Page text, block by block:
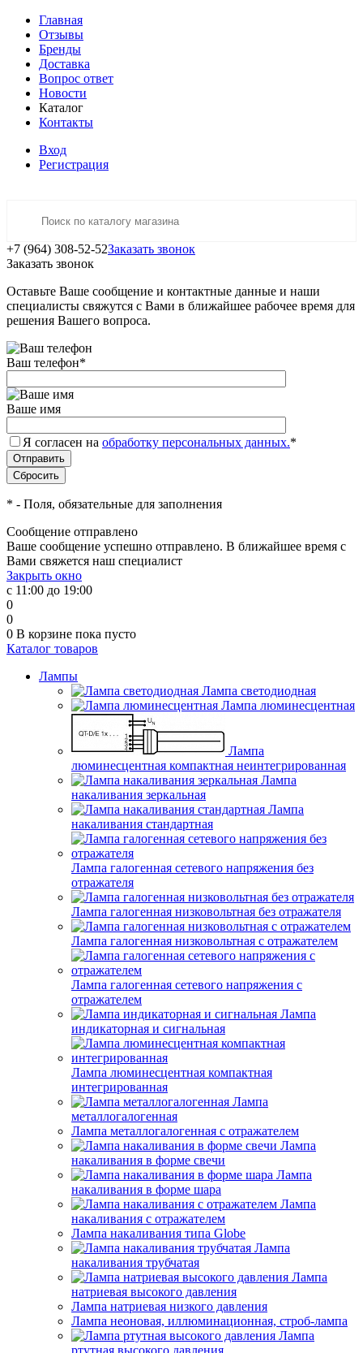
Главная
Отзывы
Бренды
Доставка
Вопрос ответ
Новости
Каталог
Контакты
Вход
Регистрация
+7 (964) 308-52-52Заказать звонок
Заказать звонок
Оставьте Ваше сообщение и контактные данные и наши
специалисты свяжутся с Вами в ближайшее рабочее время для
решения Вашего вопроса.
Ваш телефон*
Ваше имя
Я согласен на обработку персональных данных.*
* - Поля, обязательные для заполнения
Сообщение отправлено
Ваше сообщение успешно отправлено. В ближайшее время с
Вами свяжется наш специалист
Закрыть окно
с 11:00 до 19:00
0
0
0 В корзине пока пусто
Каталог товаров
Лампы
Лампа светодиодная
Лампа люминесцентная
Лампа
люминесцентная компактная неинтегрированная
Лампа
накаливания зеркальная
Лампа
накаливания стандартная
Лампа галогенная сетевого напряжения без
отражателя
Лампа галогенная низковольтная без отражателя
Лампа галогенная низковольтная с отражателем
Лампа галогенная сетевого напряжения с
отражателем
Лампа
индикаторная и сигнальная
Лампа люминесцентная компактная
интегрированная
Лампа
металлогалогенная
Лампа металлогалогенная с отражателем
Лампа
накаливания в форме свечи
Лампа
накаливания в форме шара
Лампа
накаливания с отражателем
Лампа накаливания типа Globe
Лампа
накаливания трубчатая
Лампа
натриевая высокого давления
Лампа натриевая низкого давления
Лампа неоновая, иллюминационная, строб-лампа
Лампа
ртутная высокого давления